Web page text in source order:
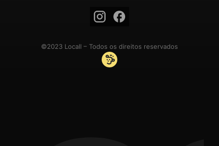
©2023 Locall – Todos os direitos reservados